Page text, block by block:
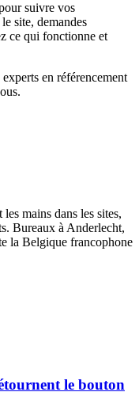
suivre vos
site, demandes
ce qui fonctionne et
en référencement
mains dans les sites,
Bureaux à Anderlecht,
la Belgique francophone
le bouton